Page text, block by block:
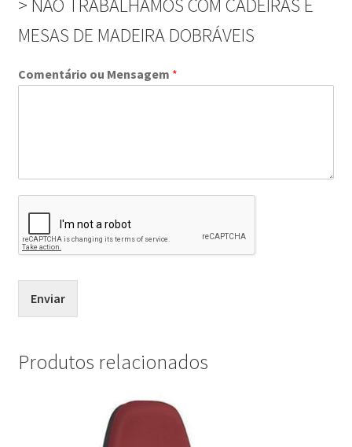
> NÃO TRABALHAMOS COM CADEIRAS E
MESAS DE MADEIRA DOBRÁVEIS
Comentário ou Mensagem *
Enviar
Produtos relacionados